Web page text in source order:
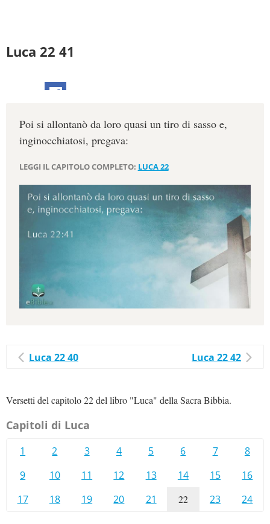
Luca 22 41
Poi si allontanò da loro quasi un tiro di sasso e,
inginocchiatosi, pregava:
LEGGI IL CAPITOLO COMPLETO: LUCA 22
Luca 22 40 Luca 22 42
Versetti del capitolo 22 del libro "Luca" della Sacra Bibbia.
Capitoli di Luca
1 2 3 4 5 6 7
8
9
10 11 12 13 14 15
16
17
18 19 20 21 22 23 24